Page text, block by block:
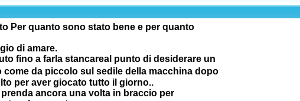
Per quanto sono stato bene e per quanto
di amare.
fino a farla stancareal punto di desiderare un
da piccolo sul sedile della macchina dopo
per aver giocato tutto il giorno..
ancora una volta in braccio per